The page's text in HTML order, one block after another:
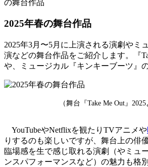
の舞台作品
2025年春の舞台作品
2025年3月〜5月に上演される演劇やミ
演などの舞台作品をご紹介します。『
や、ミュージカル『キンキーブーツ』
（舞台『Take Me Out』2025
YouTubeやNetflixを観たりTVアニメや
りするのも楽しいですが、舞台上の俳
臨場感を生で感じ取れる演劇（やミュ
ンスパフォーマンスなど）の魅力も格